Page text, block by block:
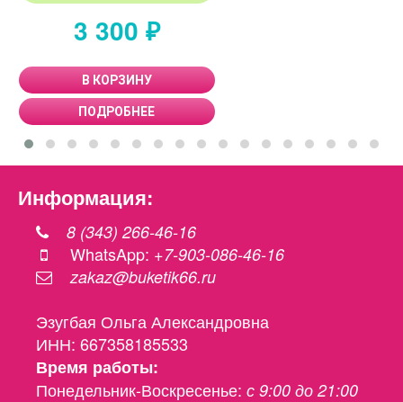
3 300 ₽
В КОРЗИНУ
ПОДРОБНЕЕ
Информация:
8 (343) 266-46-16
WhatsApp: +7-903-086-46-16
zakaz@buketik66.ru
Эзугбая Ольга Александровна
ИНН: 667358185533
Время работы:
Понедельник-Воскресенье: с 9:00 до 21:00